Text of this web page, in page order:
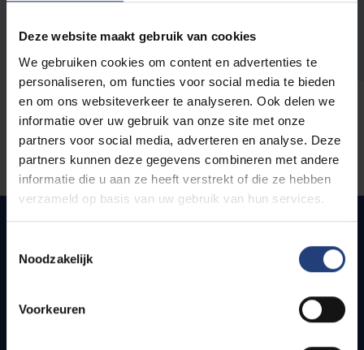
Deze website maakt gebruik van cookies
We gebruiken cookies om content en advertenties te
personaliseren, om functies voor social media te bieden
en om ons websiteverkeer te analyseren. Ook delen we
informatie over uw gebruik van onze site met onze
partners voor social media, adverteren en analyse. Deze
partners kunnen deze gegevens combineren met andere
informatie die u aan ze heeft verstrekt of die ze hebben
verzameld op basis van uw gebruik van hun services.
Noodzakelijk
Voorkeuren
Quick links